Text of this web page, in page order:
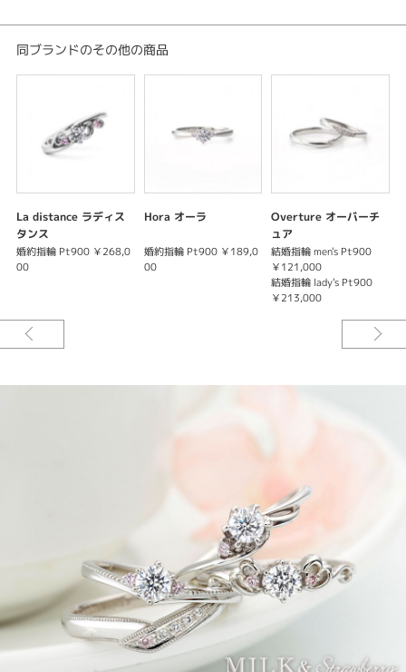
Pt900（プラチナ）仕様
ピンクダイヤモンド ￥241,000
ホワイトダイヤモンド ￥128,000
K18（ゴールド）仕様
ピンクダイヤモンド ￥271,000
ピンクサファイア ￥158,000
ピンクダイヤモンド ￥211,000
ピンクサファイア ￥98,000
ホワイトダイヤモンド ￥98,000
※価格にセンターダイヤモンドの価格は含まれません。
センターダイヤモンドは8万円～となります。
同ブランドのその他の商品
La distance ラディス
タンス
婚約指輪 Pt900 ￥268,0
00
Hora オーラ
婚約指輪 Pt900 ￥189,0
00
Overture オーバーチ
ュア
結婚指輪 men's Pt900
￥121,000
結婚指輪 lady's Pt900
￥213,000